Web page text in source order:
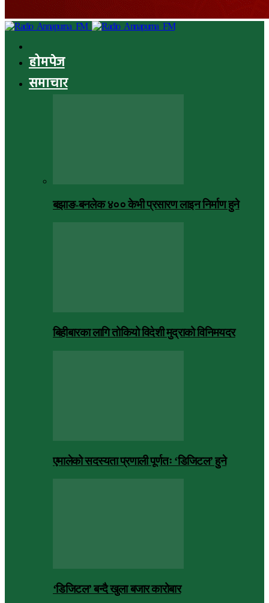
होमपेज
समाचार
बझाङ-बनलेक ४०० केभी प्रसारण लाइन निर्माण हुने
बिहीबारका लागि तोकियो विदेशी मुद्राको विनिमयदर
एमालेको सदस्यता प्रणाली पूर्णतः ‘डिजिटल’ हुने
‘डिजिटल’ बन्दै खुला बजार कारोबार